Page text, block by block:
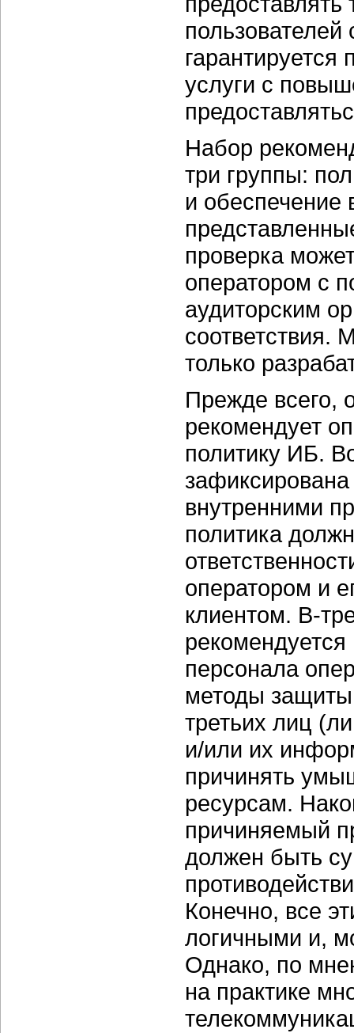
услуги с
Набор
три группы:
и обеспечение
проверка
оператором с
аудиторским
соответствия.
только
Прежде всего,
рекомендует
политику ИБ.
зафиксирована
внутренними
политика
оператором и
клиентом. В-
персонала
методы защиты
третьих лиц
и/или их
причинять
ресурсам.
причиняемый
должен быть
Конечно, все
логичными и,
Однако, по
на практике